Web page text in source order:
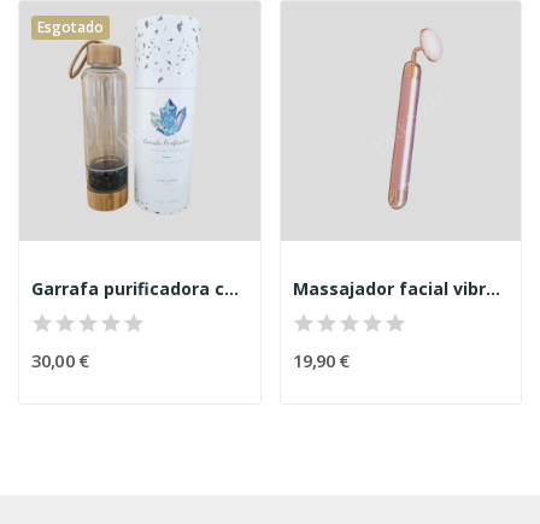
Esgotado
Garrafa purificadora com obsidiana
30,00 €
Massajador facial vibratório
19,90 €